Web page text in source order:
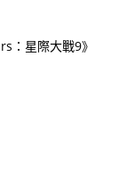
：星際大戰9》